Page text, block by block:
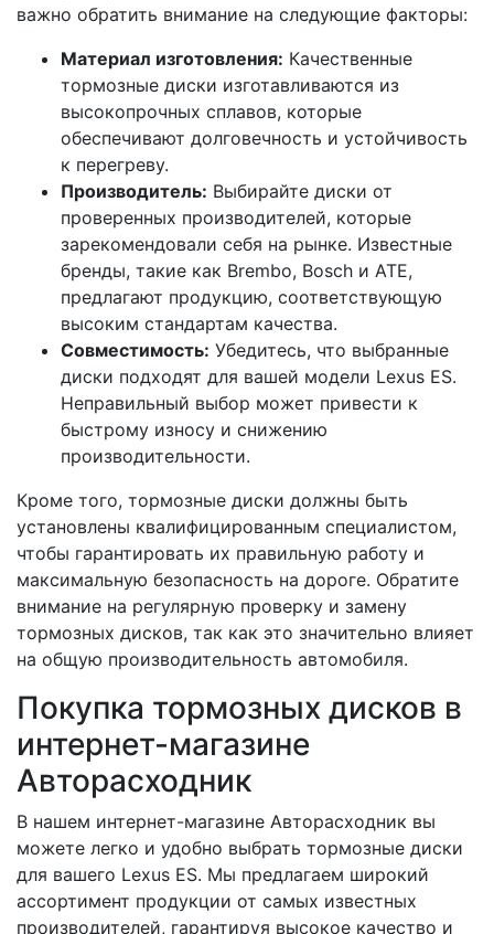
важно обратить внимание на следующие факторы:
Материал изготовления: Качественные
тормозные диски изготавливаются из
высокопрочных сплавов, которые
обеспечивают долговечность и устойчивость
к перегреву.
Производитель: Выбирайте диски от
проверенных производителей, которые
зарекомендовали себя на рынке. Известные
бренды, такие как Brembo, Bosch и ATE,
предлагают продукцию, соответствующую
высоким стандартам качества.
Совместимость: Убедитесь, что выбранные
диски подходят для вашей модели Lexus ES.
Неправильный выбор может привести к
быстрому износу и снижению
производительности.
Кроме того, тормозные диски должны быть
установлены квалифицированным специалистом,
чтобы гарантировать их правильную работу и
максимальную безопасность на дороге. Обратите
внимание на регулярную проверку и замену
тормозных дисков, так как это значительно влияет
на общую производительность автомобиля.
Покупка тормозных дисков в
интернет-магазине
Авторасходник
В нашем интернет-магазине Авторасходник вы
можете легко и удобно выбрать тормозные диски
для вашего Lexus ES. Мы предлагаем широкий
ассортимент продукции от самых известных
производителей, гарантируя высокое качество и